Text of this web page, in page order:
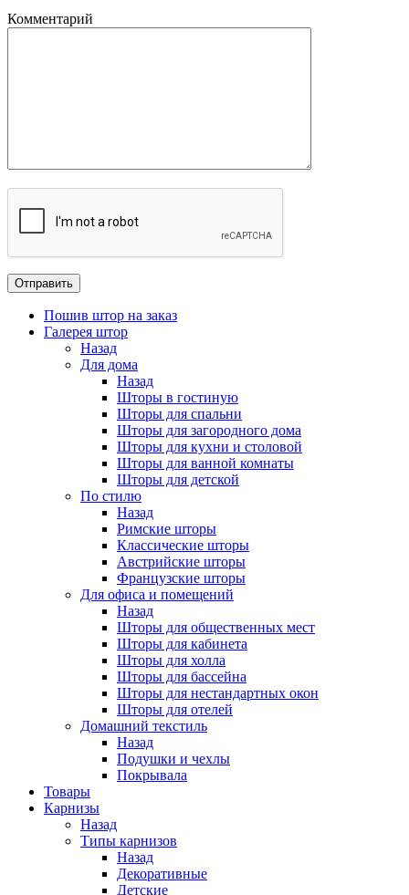
Комментарий
Пошив штор на заказ
Галерея штор
Назад
Для дома
Назад
Шторы в гостиную
Шторы для спальни
Шторы для загородного дома
Шторы для кухни и столовой
Шторы для ванной комнаты
Шторы для детской
По стилю
Назад
Римские шторы
Классические шторы
Австрийские шторы
Французские шторы
Для офиса и помещений
Назад
Шторы для общественных мест
Шторы для кабинета
Шторы для холла
Шторы для бассейна
Шторы для нестандартных окон
Шторы для отелей
Домашний текстиль
Назад
Подушки и чехлы
Покрывала
Товары
Карнизы
Назад
Типы карнизов
Назад
Декоративные
Детские